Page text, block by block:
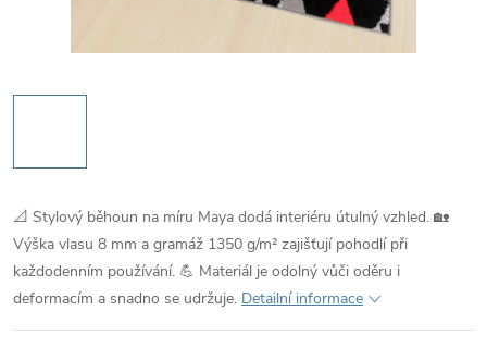
📐 Stylový běhoun na míru Maya dodá interiéru útulný vzhled. 🏡
Výška vlasu 8 mm a gramáž 1350 g/m² zajišťují pohodlí při
každodenním používání. 💪 Materiál je odolný vůči oděru i
deformacím a snadno se udržuje. Detailní informace